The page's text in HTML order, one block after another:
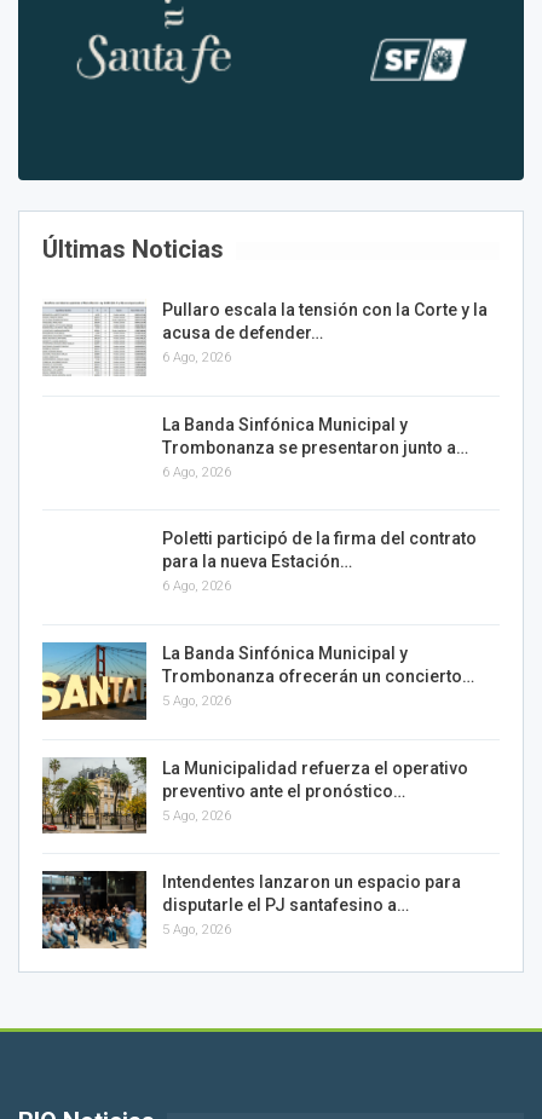
Últimas Noticias
Pullaro escala la tensión con la Corte y la
acusa de defender…
6 Ago, 2026
La Banda Sinfónica Municipal y
Trombonanza se presentaron junto a…
6 Ago, 2026
Poletti participó de la firma del contrato
para la nueva Estación…
6 Ago, 2026
La Banda Sinfónica Municipal y
Trombonanza ofrecerán un concierto…
5 Ago, 2026
La Municipalidad refuerza el operativo
preventivo ante el pronóstico…
5 Ago, 2026
Intendentes lanzaron un espacio para
disputarle el PJ santafesino a…
5 Ago, 2026